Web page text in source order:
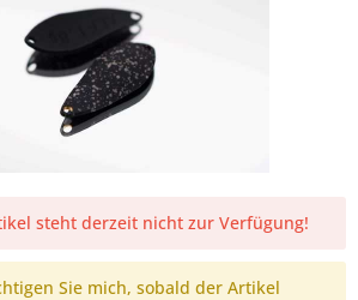
steht derzeit nicht zur Verfügung!
Sie mich, sobald der Artikel